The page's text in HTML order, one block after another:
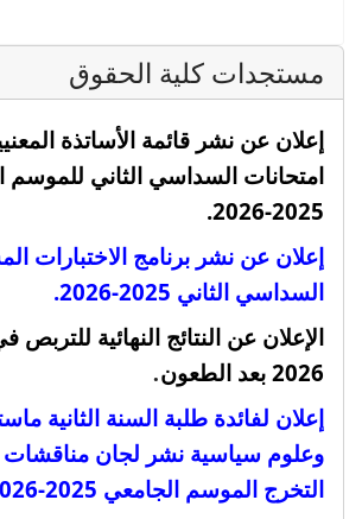
مستجدات كلية الحقوق
إعلان عن نشر قائمة الأساتذة
امتحانات السداسي الثاني للموسم
2025-2026.
إعلان عن نشر برنامج الاختبارات
السداسي الثاني 2025-2026.
الإعلان عن النتائج النهائية
2026 بعد الطعون
.
إعلان لفائدة طلبة السنة الثانية
وعلوم سياسية نشر لجان
التخرج الموسم الجامعي 2025-2026